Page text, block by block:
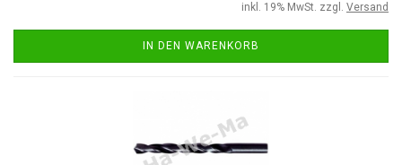
inkl. 19% MwSt. zzgl. Versand
IN DEN WARENKORB